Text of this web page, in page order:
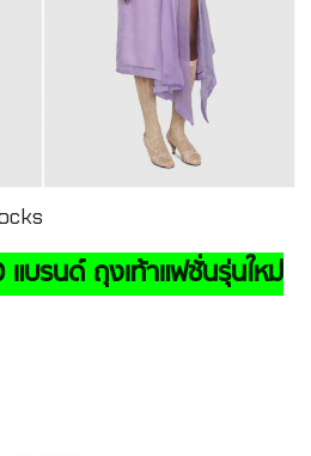
บรนด์ ถุงเท้าแฟชั่นรุ่นใหม่